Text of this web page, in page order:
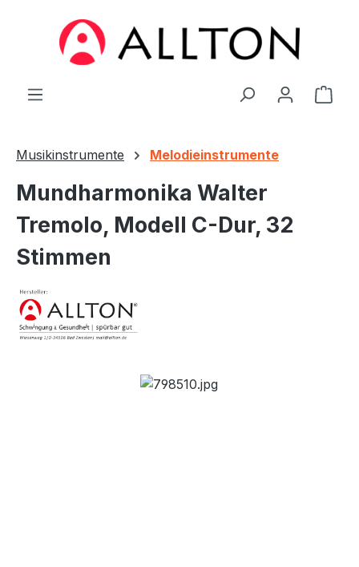
Zum Hauptinhalt springen
Musikinstrumente Melodieinstrumente
Mundharmonika Walter
Tremolo, Modell C-Dur, 32
Stimmen
Bildergalerie überspringen